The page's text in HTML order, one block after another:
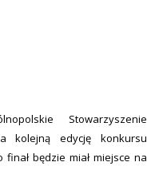
Stowarzyszenie
kolejną edycję konkursu
będzie miał miejsce na